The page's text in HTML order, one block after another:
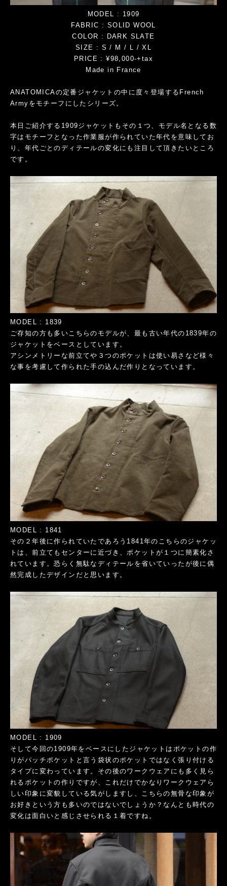
MODEL : 1909
FABRIC : SOLID WOOL
COLOR : DARK SLATE
SIZE : S / M / L / XL
PRICE : ¥98,000-+tax
Made in France
ANATOMICAの定番ジャケットの中に度々登場するFrench
Armyをモチーフにしたシリーズ。
本日ご紹介する1909ジャケットもその１つ、モデル名となる数
字はモチーフとなった作業服が作られていた年代を意味してお
り、年代ごとのディテールの変化にも注目して頂きたいところ
です。
MODEL : 1839
ご存知の方も多いこちらのモデルが、最も古い年代の1839年の
ジャケットをベースとしています。
アシンメトリーな前立てや３つのポケットは使い易さなど様々
な事を考慮して作られた手の込んだ作りとなっています。
MODEL : 1841
その２年後に作られていたであろう1841年のこちらのジャケッ
トは、前立てもセンターに近づき、ポケットが１つに簡素化さ
れています。恐らく無駄なディテールを省いていったが後に偶
然完成したデザインだと思います。
MODEL : 1909
そして今回の1909年をベースにしたジャケットはポケットの作
りがパッチポケットと言う袋状のポケットではなく張り付ける
タイプに変わっています。その後のワークウェアにも多く見ら
れるポケットの作りですが、これだけでかなりワークウェアら
しい印象に変貌している気がしますし、こちらの無骨な印象が
お好きという方も多いのではないでしょうか？なんとも時代の
変化は面白いと感じさせられる１着ですね。